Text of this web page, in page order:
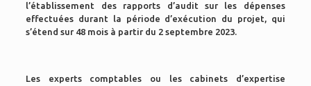
l’établissement des rapports d’audit sur les dépenses
effectuées durant la période d’exécution du projet, qui
s’étend sur 48 mois à partir du 2 septembre 2023.
Les experts comptables ou les cabinets d’expertise